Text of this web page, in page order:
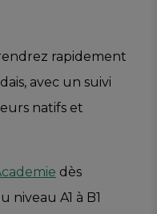
rapidement
avec un suivi
natifs et
dès
niveau A1 à B1